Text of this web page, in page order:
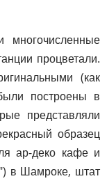
многочисленные
процветали.
(как
построены в
представляли
образец
ар-деко кафе и
в Шамроке, штат